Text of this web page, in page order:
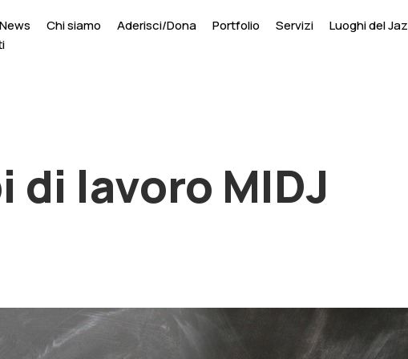
News Chi siamo Aderisci/Dona Portfolio Servizi Luoghi del
di lavoro MIDJ